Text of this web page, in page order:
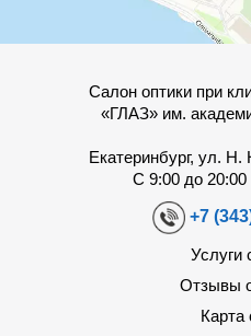
Салон оптики при
«ГЛАЗ» им.
Екатеринбург, ул. Н.
С 9:00 до
+7
Услуги
Отзывы
Карта